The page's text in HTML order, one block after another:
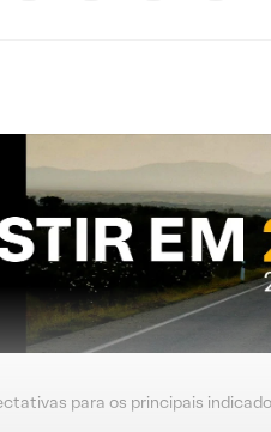
para os principais